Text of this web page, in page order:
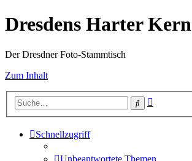
Dresdens Harter Kern
Der Dresdner Foto-Stammtisch
Zum Inhalt
Suche
Schnellzugriff